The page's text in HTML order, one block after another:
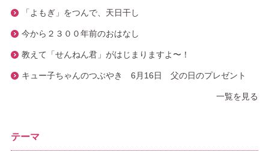
「よもぎ」をつんで、天日干し
今から２３００年前のおはなし
教えて「せんねん君」がはじまりますよ〜！
キュー子ちゃんのつぶやき 6月16日 父の日のプレゼント
一覧を見る
テーマ